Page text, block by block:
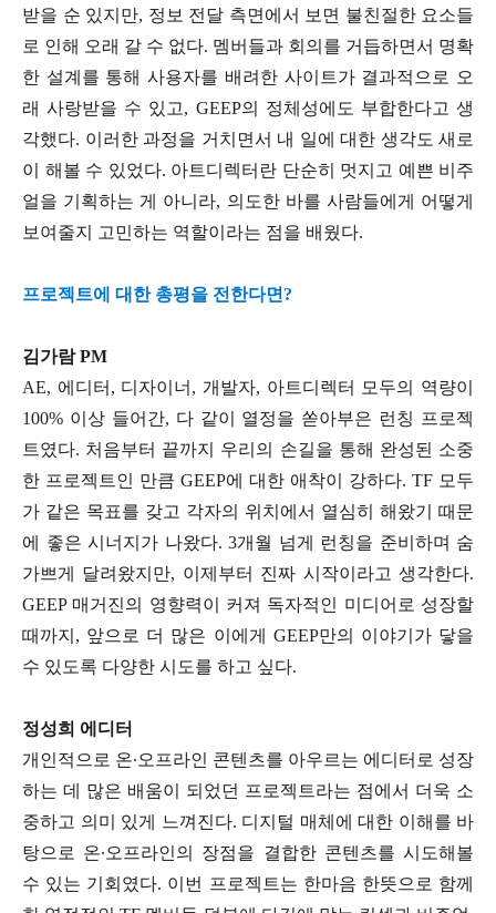
받을 순 있지만, 정보 전달 측면에서 보면 불친절한 요소들
로 인해 오래 갈 수 없다. 멤버들과 회의를 거듭하면서 명확
한 설계를 통해 사용자를 배려한 사이트가 결과적으로 오
래 사랑받을 수 있고, GEEP의 정체성에도 부합한다고 생
각했다. 이러한 과정을 거치면서 내 일에 대한 생각도 새로
이 해볼 수 있었다. 아트디렉터란 단순히 멋지고 예쁜 비주
얼을 기획하는 게 아니라, 의도한 바를 사람들에게 어떻게
보여줄지 고민하는 역할이라는 점을 배웠다.
프로젝트에 대한 총평을 전한다면?
김가람 PM
AE, 에디터, 디자이너, 개발자, 아트디렉터 모두의 역량이
100% 이상 들어간, 다 같이 열정을 쏟아부은 런칭 프로젝
트였다. 처음부터 끝까지 우리의 손길을 통해 완성된 소중
한 프로젝트인 만큼 GEEP에 대한 애착이 강하다. TF 모두
가 같은 목표를 갖고 각자의 위치에서 열심히 해왔기 때문
에 좋은 시너지가 나왔다. 3개월 넘게 런칭을 준비하며 숨
가쁘게 달려왔지만, 이제부터 진짜 시작이라고 생각한다.
GEEP 매거진의 영향력이 커져 독자적인 미디어로 성장할
때까지, 앞으로 더 많은 이에게 GEEP만의 이야기가 닿을
수 있도록 다양한 시도를 하고 싶다.
정성희 에디터
개인적으로 온∙오프라인 콘텐츠를 아우르는 에디터로 성장
하는 데 많은 배움이 되었던 프로젝트라는 점에서 더욱 소
중하고 의미 있게 느껴진다. 디지털 매체에 대한 이해를 바
탕으로 온∙오프라인의 장점을 결합한 콘텐츠를 시도해볼
수 있는 기회였다. 이번 프로젝트는 한마음 한뜻으로 함께